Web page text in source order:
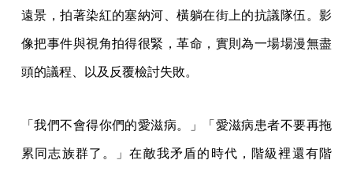
遠景，拍著染紅的塞納河、橫躺在街上的抗議隊伍。影
像把事件與視角拍得很緊，革命，實則為一場場漫無盡
頭的議程、以及反覆檢討失敗。
「我們不會得你們的愛滋病。」「愛滋病患者不要再拖
累同志族群了。」在敵我矛盾的時代，階級裡還有階